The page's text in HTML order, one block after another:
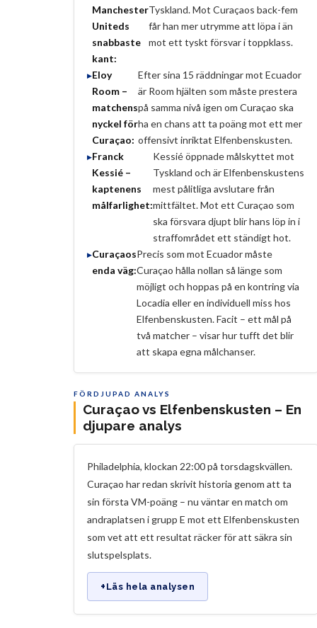
Manchester
Uniteds
snabbaste
kant:
Tyskland. Mot Curaçaos back-fem
får han mer utrymme att löpa i än
mot ett tyskt försvar i toppklass.
Eloy
Room –
matchens
nyckel för
Curaçao:
Efter sina 15 räddningar mot Ecuador
är Room hjälten som måste prestera
på samma nivå igen om Curaçao ska
ha en chans att ta poäng mot ett mer
offensivt inriktat Elfenbenskusten.
Franck
Kessié –
kaptenens
målfarlighet:
Kessié öppnade målskyttet mot
Tyskland och är Elfenbenskustens
mest pålitliga avslutare från
mittfältet. Mot ett Curaçao som
ska försvara djupt blir hans löp in i
straffområdet ett ständigt hot.
Curaçaos
enda väg:
Precis som mot Ecuador måste
Curaçao hålla nollan så länge som
möjligt och hoppas på en kontring via
Locadia eller en individuell miss hos
Elfenbenskusten. Facit – ett mål på
två matcher – visar hur tufft det blir
att skapa egna målchanser.
FÖRDJUPAD ANALYS
Curaçao vs Elfenbenskusten – En
djupare analys
Philadelphia, klockan 22:00 på torsdagskvällen.
Curaçao har redan skrivit historia genom att ta
sin första VM-poäng – nu väntar en match om
andraplatsen i grupp E mot ett Elfenbenskusten
som vet att ett resultat räcker för att säkra sin
slutspelsplats.
+ Läs hela analysen